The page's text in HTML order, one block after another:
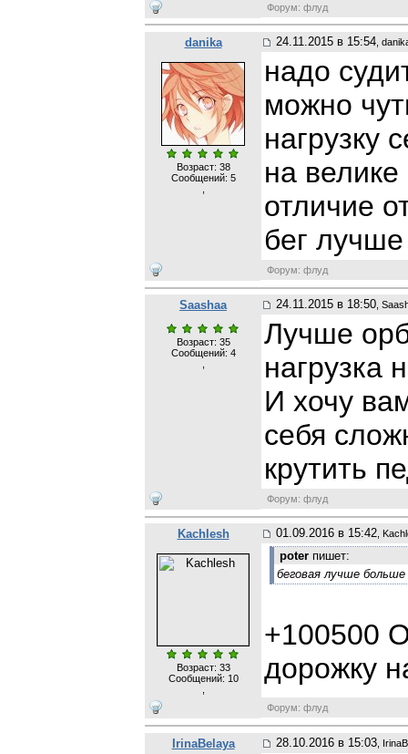
Форум: флуд
danika 24.11.2015 в 15:54 ,
Возраст: 38
Сообщений: 5
надо
можно
нагрузку
на велике
отличие
бег лучше
Форум: флуд
Saashaa 24.11.2015 в 18:50 ,
Возраст: 35
Сообщений: 4
Лучше
нагрузка
И хочу
себя
крутить
Форум: флуд
Kachlesh 01.09.2016 в 15:42,
Возраст: 33
Сообщений: 10
,
poterпишет:
беговая лучше больше
+100500
дорожку
Форум: флуд
IrinaBelaya 28.10.2016 в 15:03 ,